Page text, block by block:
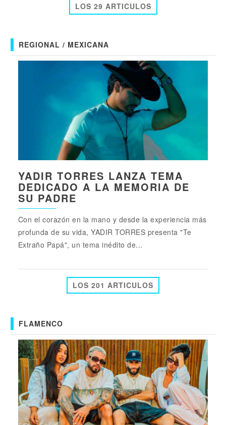
LOS 29 ARTICULOS
REGIONAL / MEXICANA
YADIR TORRES LANZA TEMA
DEDICADO A LA MEMORIA DE
SU PADRE
Con el corazón en la mano y desde la experiencia más
profunda de su vida, YADIR TORRES presenta "Te
Extraño Papá", un tema inédito de...
LOS 201 ARTICULOS
FLAMENCO